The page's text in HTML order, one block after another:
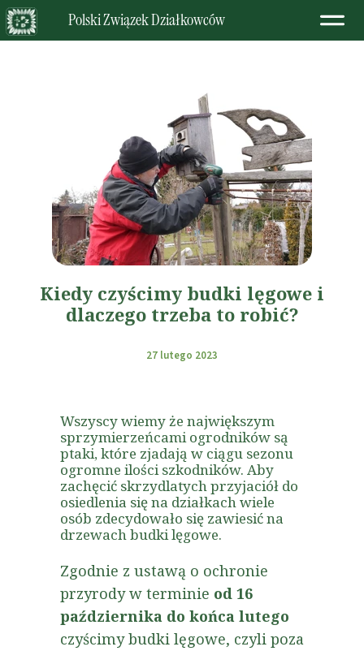
Polski Związek Działkowców
27 lutego 2023
Kiedy czyścimy budki lęgowe i
dlaczego trzeba to robić?
Wszyscy wiemy że największym
sprzymierzeńcami ogrodników są
ptaki, które zjadają w ciągu sezonu
ogromne ilości szkodników. Aby
zachęcić skrzydlatych przyjaciół do
osiedlenia się na działkach wiele
osób zdecydowało się zawiesić na
drzewach budki lęgowe.
Zgodnie z ustawą o ochronie
przyrody w terminie od 16
października do końca lutego
czyścimy budki lęgowe, czyli poza